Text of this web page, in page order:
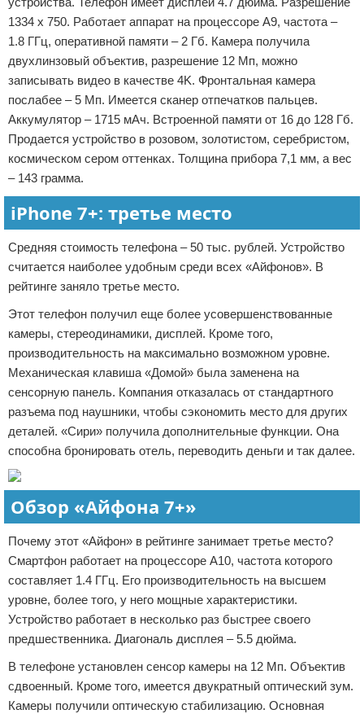
1334 х 750. Работает аппарат на процессоре А9, частота –
1.8 ГГц, оперативной памяти – 2 Гб. Камера получила
двухлинзовый объектив, разрешение 12 Мп, можно
записывать видео в качестве 4K. Фронтальная камера
послабее – 5 Мп. Имеется сканер отпечатков пальцев.
Аккумулятор – 1715 мАч. Встроенной памяти от 16 до 128 Гб.
Продается устройство в розовом, золотистом, серебристом,
космическом сером оттенках. Толщина прибора 7,1 мм, а вес
– 143 грамма.
iPhone 7+: третье место
Средняя стоимость телефона – 50 тыс. рублей. Устройство
считается наиболее удобным среди всех «Айфонов». В
рейтинге заняло третье место.
Этот телефон получил еще более усовершенствованные
камеры, стереодинамики, дисплей. Кроме того,
производительность на максимально возможном уровне.
Механическая клавиша «Домой» была заменена на
сенсорную панель. Компания отказалась от стандартного
разъема под наушники, чтобы сэкономить место для других
деталей. «Сири» получила дополнительные функции. Она
способна бронировать отель, переводить деньги и так далее.
Обзор «Айфона 7+»
Почему этот «Айфон» в рейтинге занимает третье место?
Смартфон работает на процессоре А10, частота которого
составляет 1.4 ГГц. Его производительность на высшем
уровне, более того, у него мощные характеристики.
Устройство работает в несколько раз быстрее своего
предшественника. Диагональ дисплея – 5.5 дюйма.
В телефоне установлен сенсор камеры на 12 Мп. Объектив
сдвоенный. Кроме того, имеется двукратный оптический зум.
Камеры получили оптическую стабилизацию. Основная